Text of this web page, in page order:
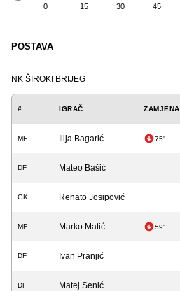
0 15 30 45
POSTAVA
NK ŠIROKI BRIJEG
# IGRAČ ZAMJENA
MF Ilija Bagarić 75'
DF Mateo Bašić
GK Renato Josipović
MF Marko Matić 59'
DF Ivan Pranjić
DF Matej Senić